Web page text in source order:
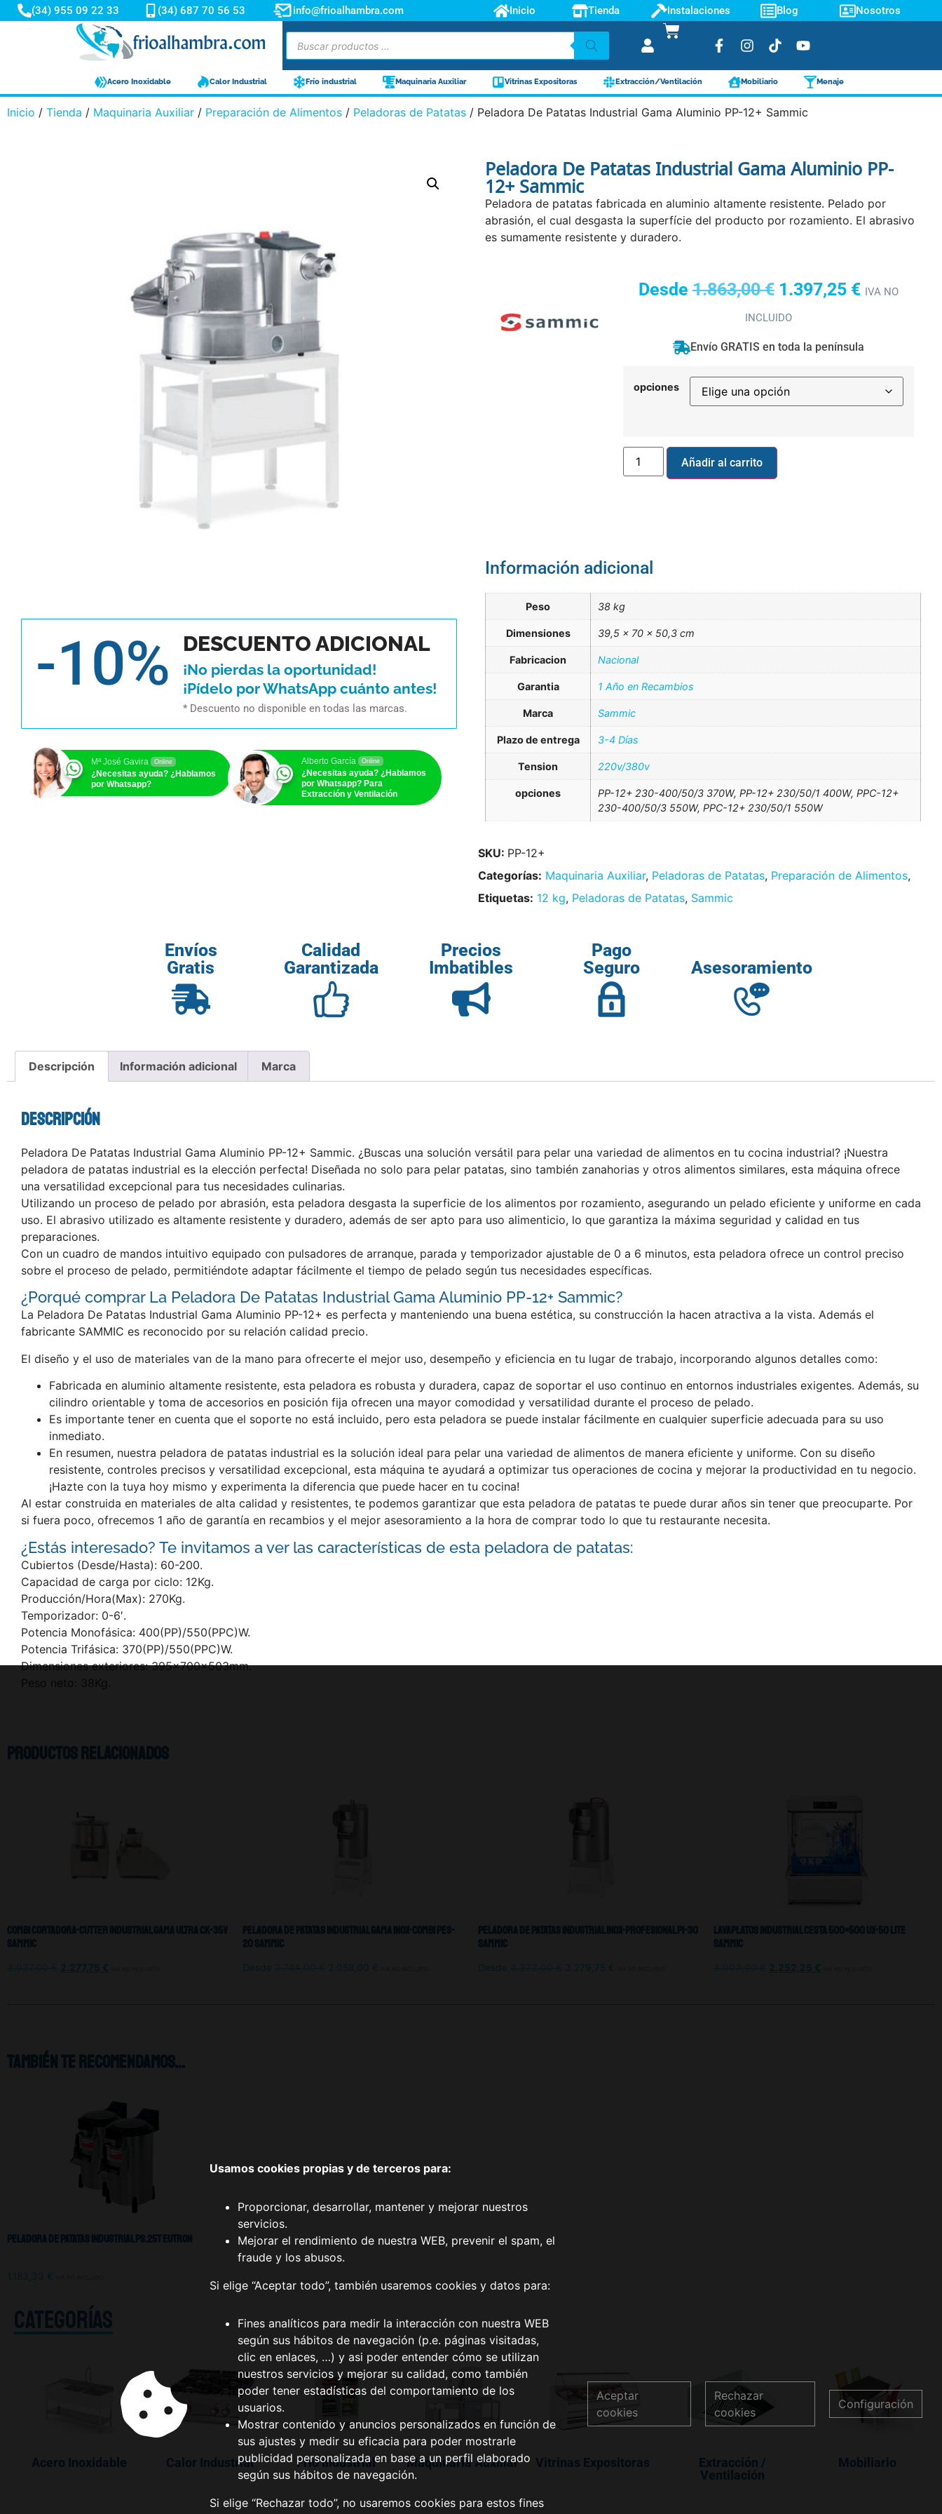
(34) 955 09 22 33 (34) 687 70 56 53 info@frioalhambra.com Inicio Tienda Instalaciones Blog Nosotros
Acero Inoxidable Calor Industrial Frío industrial Maquinaria Auxiliar Vitrinas Expositoras Extracción/Ventilación Mobiliario Menaje
Inicio / Tienda / Maquinaria Auxiliar / Preparación de Alimentos / Peladoras de Patatas / Peladora De Patatas Industrial Gama Aluminio PP-12+ Sammic
-10% DESCUENTO ADICIONAL
¡No pierdas la oportunidad!
¡Pídelo por WhatsApp cuánto antes!
* Descuento no disponible en todas las marcas.
Mª José Gavira Online
¿Necesitas ayuda? ¿Hablamos
por Whatsapp?
Alberto García Online
¿Necesitas ayuda? ¿Hablamos
por Whatsapp? Para
Extracción y Ventilación
Peladora De Patatas Industrial Gama Aluminio PP-
12+ Sammic
Peladora de patatas fabricada en aluminio altamente resistente. Pelado por
abrasión, el cual desgasta la superfície del producto por rozamiento. El abrasivo
es sumamente resistente y duradero.
Desde1.863,00€ 1.397,25 € IVA NO
INCLUIDO
Envío GRATIS en toda la península
opciones
Añadir al carrito
Información adicional
Peso 38 kg
Dimensiones 39,5 × 70 × 50,3 cm
Fabricacion Nacional
Garantia 1 Año en Recambios
Marca Sammic
Plazo de entrega 3-4 Días
Tension 220v/380v
opciones
PP-12+ 230-400/50/3 370W, PP-12+ 230/50/1 400W, PPC-12+
230-400/50/3 550W, PPC-12+ 230/50/1 550W
SKU: PP-12+
Categorías: Maquinaria Auxiliar, Peladoras de Patatas, Preparación de Alimentos,
Etiquetas: 12 kg, Peladoras de Patatas, Sammic
Envíos
Gratis
Calidad
Garantizada
Precios
Imbatibles
Pago
Seguro
Asesoramiento
Descripción Información adicional Marca
Descripción
Peladora De Patatas Industrial Gama Aluminio PP-12+ Sammic. ¿Buscas una solución versátil para pelar una variedad de alimentos en tu cocina industrial? ¡Nuestra
peladora de patatas industrial es la elección perfecta! Diseñada no solo para pelar patatas, sino también zanahorias y otros alimentos similares, esta máquina ofrece
una versatilidad excepcional para tus necesidades culinarias.
Utilizando un proceso de pelado por abrasión, esta peladora desgasta la superficie de los alimentos por rozamiento, asegurando un pelado eficiente y uniforme en cada
uso. El abrasivo utilizado es altamente resistente y duradero, además de ser apto para uso alimenticio, lo que garantiza la máxima seguridad y calidad en tus
preparaciones.
Con un cuadro de mandos intuitivo equipado con pulsadores de arranque, parada y temporizador ajustable de 0 a 6 minutos, esta peladora ofrece un control preciso
sobre el proceso de pelado, permitiéndote adaptar fácilmente el tiempo de pelado según tus necesidades específicas.
¿Porqué comprar La Peladora De Patatas Industrial Gama Aluminio PP-12+ Sammic?
La Peladora De Patatas Industrial Gama Aluminio PP-12+ es perfecta y manteniendo una buena estética, su construcción la hacen atractiva a la vista. Además el
fabricante SAMMIC es reconocido por su relación calidad precio.
El diseño y el uso de materiales van de la mano para ofrecerte el mejor uso, desempeño y eficiencia en tu lugar de trabajo, incorporando algunos detalles como:
Fabricada en aluminio altamente resistente, esta peladora es robusta y duradera, capaz de soportar el uso continuo en entornos industriales exigentes. Además, su
cilindro orientable y toma de accesorios en posición fija ofrecen una mayor comodidad y versatilidad durante el proceso de pelado.
Es importante tener en cuenta que el soporte no está incluido, pero esta peladora se puede instalar fácilmente en cualquier superficie adecuada para su uso
inmediato.
En resumen, nuestra peladora de patatas industrial es la solución ideal para pelar una variedad de alimentos de manera eficiente y uniforme. Con su diseño
resistente, controles precisos y versatilidad excepcional, esta máquina te ayudará a optimizar tus operaciones de cocina y mejorar la productividad en tu negocio.
¡Hazte con la tuya hoy mismo y experimenta la diferencia que puede hacer en tu cocina!
Al estar construida en materiales de alta calidad y resistentes, te podemos garantizar que esta peladora de patatas te puede durar años sin tener que preocuparte. Por
si fuera poco, ofrecemos 1 año de garantía en recambios y el mejor asesoramiento a la hora de comprar todo lo que tu restaurante necesita.
¿Estás interesado? Te invitamos a ver las características de esta peladora de patatas:
Cubiertos (Desde/Hasta): 60-200.
Capacidad de carga por ciclo: 12Kg.
Producción/Hora(Max): 270Kg.
Temporizador: 0-6′.
Potencia Monofásica: 400(PP)/550(PPC)W.
Potencia Trifásica: 370(PP)/550(PPC)W.
Dimensiones exteriores: 395x700x503mm.
Peso neto: 38Kg.
Productos relacionados
Combi Cortadora-Cutter Industrial Gama Ultra CK-35V
Sammic
2.277,75 €
Peladora De Patatas Industrial Gama Inox-Combi PES-
20 Sammic
Desde 2.058,00 €
Peladora De Patatas Industrial Inox-Profesional PI-30
Sammic
Desde 3.279,75 €
Lavaplatos Industrial Cesta 500×500 Ux-50 Lite
Sammic
2.252,25 €
También te recomendamos…
Peladora De Patatas Industrial Ps.25t Eutron
1.183,33 €
CATEGORÍAS
Acero Inoxidable Calor Industrial Frio Industrial Maquinaría Auxiliar Vitrinas Expositoras
Extracción /
Ventilación
Mobiliario
Usamos cookies propias y de terceros para:
Proporcionar, desarrollar, mantener y mejorar nuestros
servicios.
Mejorar el rendimiento de nuestra WEB, prevenir el spam, el
fraude y los abusos.
Si elige “Aceptar todo”, también usaremos cookies y datos para:
Fines analíticos para medir la interacción con nuestra WEB
según sus hábitos de navegación (p.e. páginas visitadas,
clic en enlaces, …) y asi poder entender cómo se utilizan
nuestros servicios y mejorar su calidad, como también
poder tener estadísticas del comportamiento de los
usuarios.
Mostrar contenido y anuncios personalizados en función de
sus ajustes y medir su eficacia para poder mostrarle
publicidad personalizada en base a un perfil elaborado
según sus hábitos de navegación.
Si elige “Rechazar todo”, no usaremos cookies para estos fines
Aceptar
cookies
Rechazar
cookies
Configuración